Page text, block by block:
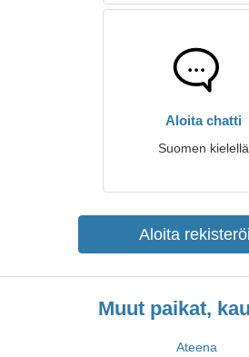
Aloita chatti
Suomen kielellä
Aloita
Muut paikat,
Ateena